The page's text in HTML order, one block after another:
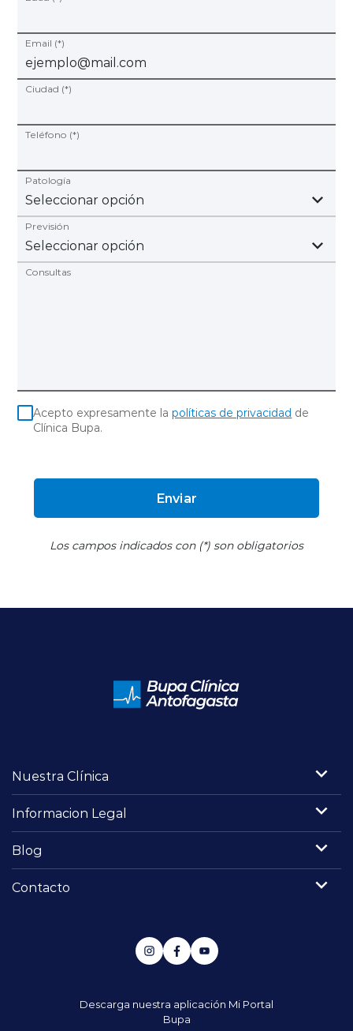
Email (*)
Ciudad (*)
Teléfono (*)
Patología
Previsión
Consultas
Acepto expresamente lapolíticas de privacidad de
Clínica Bupa.
Enviar
Los campos indicados con (*) son obligatorios
Nuestra Clínica
Informacion Legal
Blog
Contacto
Descarga nuestra aplicación Mi Portal
Bupa